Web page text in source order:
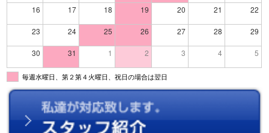
16 17 18 19 20 21 22
23 24 25 26 27 28 29
30 31 1 2 3 4 5
毎週水曜日、第２第４火曜日、祝日の場合は翌日